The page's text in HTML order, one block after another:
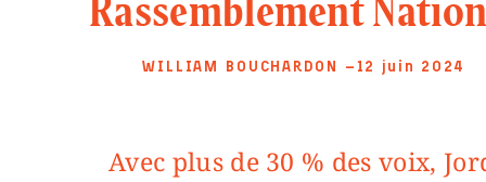
WILLIAM BOUCHARDON —12 juin 2024
Avec plus de 30 % des voix, Jordan